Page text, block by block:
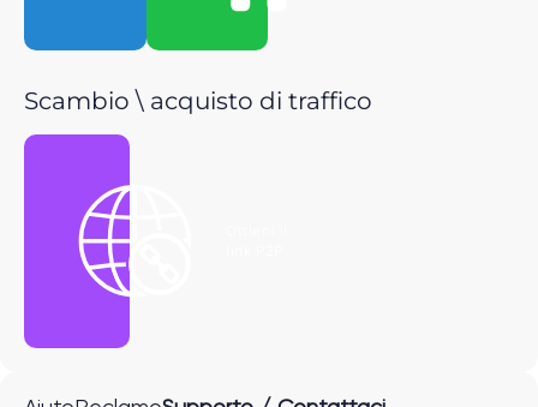
Scambio \ acquisto di traffico